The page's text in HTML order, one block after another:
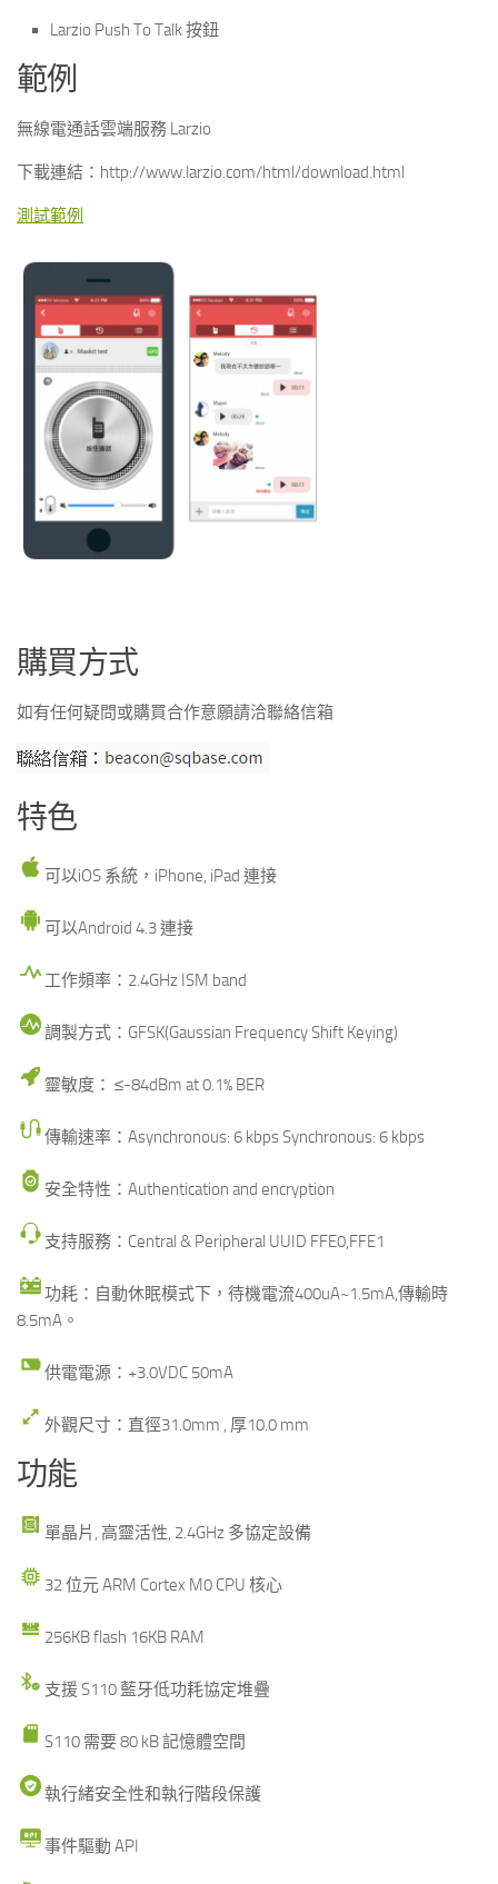
Larzio Push To Talk 按鈕
範例
無線電通話雲端服務 Larzio
下載連結：http://www.larzio.com/html/download.html
測試範例
購買方式
如有任何疑問或購買合作意願請洽聯絡信箱
特色
可以iOS 系統，iPhone, iPad 連接
可以Android 4.3 連接
工作頻率：2.4GHz ISM band
調製方式：GFSK(Gaussian Frequency Shift Keying)
靈敏度： ≤-84dBm at 0.1% BER
傳輸速率：Asynchronous: 6 kbps Synchronous: 6 kbps
安全特性：Authentication and encryption
支持服務：Central & Peripheral UUID FFE0,FFE1
功耗：自動休眠模式下，待機電流400uA~1.5mA,傳輸時
8.5mA。
供電電源：+3.0VDC 50mA
外觀尺寸：直徑31.0mm , 厚10.0 mm
功能
單晶片, 高靈活性, 2.4GHz 多協定設備
32 位元 ARM Cortex M0 CPU 核心
256KB flash 16KB RAM
支援 S110 藍牙低功耗協定堆疊
S110 需要 80 kB 記憶體空間
執行緒安全性和執行階段保護
事件驅動 API